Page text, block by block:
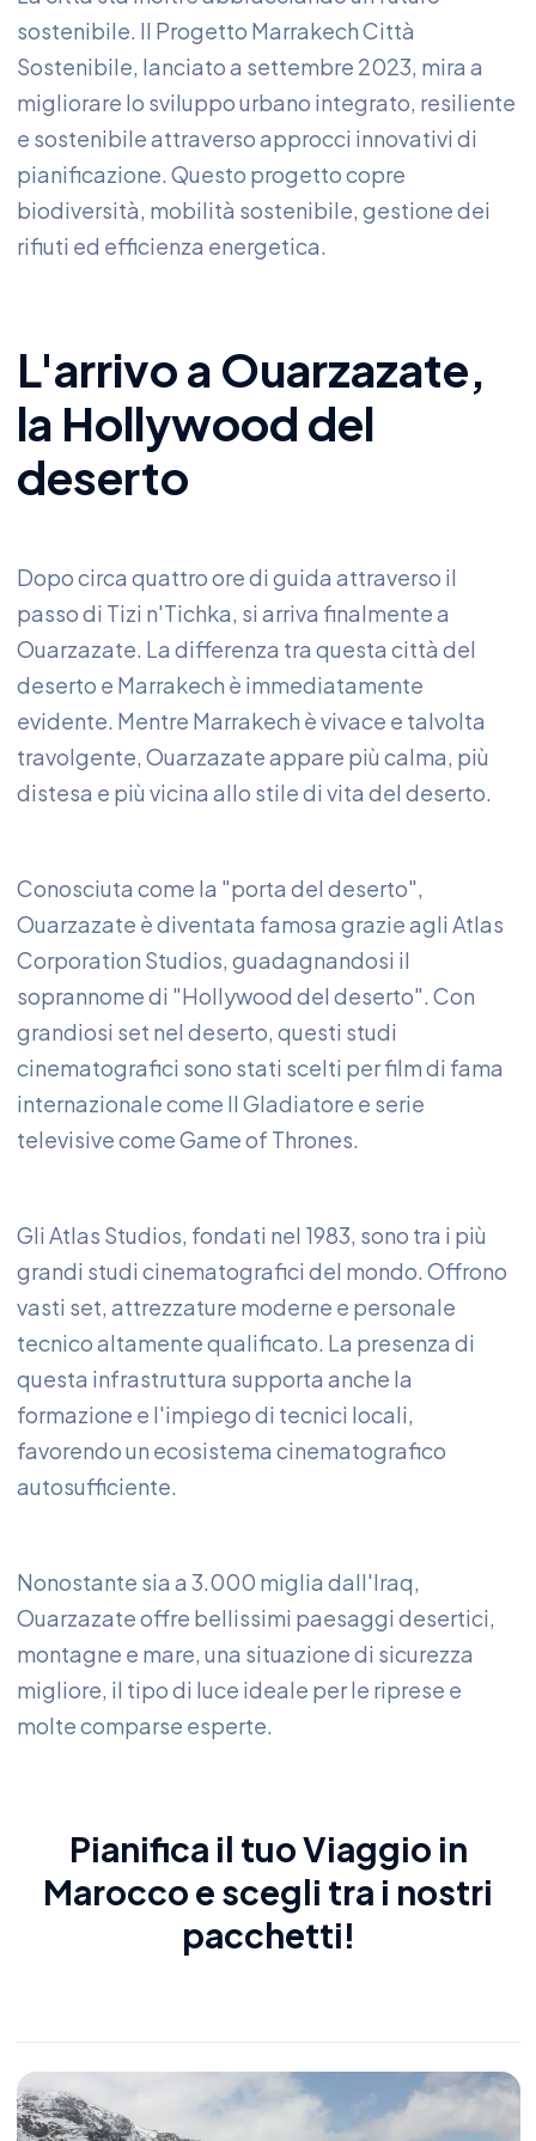
sostenibile. Il Progetto Marrakech Città
Sostenibile, lanciato a settembre 2023, mira a
migliorare lo sviluppo urbano integrato, resiliente
e sostenibile attraverso approcci innovativi di
pianificazione. Questo progetto copre
biodiversità, mobilità sostenibile, gestione dei
rifiuti ed efficienza energetica.
L'arrivo a Ouarzazate,
la Hollywood del
deserto
Dopo circa quattro ore di guida attraverso il
passo di Tizi n'Tichka, si arriva finalmente a
Ouarzazate. La differenza tra questa città del
deserto e Marrakech è immediatamente
evidente. Mentre Marrakech è vivace e talvolta
travolgente, Ouarzazate appare più calma, più
distesa e più vicina allo stile di vita del deserto.
Conosciuta come la "porta del deserto",
Ouarzazate è diventata famosa grazie agli Atlas
Corporation Studios, guadagnandosi il
soprannome di "Hollywood del deserto". Con
grandiosi set nel deserto, questi studi
cinematografici sono stati scelti per film di fama
internazionale come Il Gladiatore e serie
televisive come Game of Thrones.
Gli Atlas Studios, fondati nel 1983, sono tra i più
grandi studi cinematografici del mondo. Offrono
vasti set, attrezzature moderne e personale
tecnico altamente qualificato. La presenza di
questa infrastruttura supporta anche la
formazione e l'impiego di tecnici locali,
favorendo un ecosistema cinematografico
autosufficiente.
Nonostante sia a 3.000 miglia dall'Iraq,
Ouarzazate offre bellissimi paesaggi desertici,
montagne e mare, una situazione di sicurezza
migliore, il tipo di luce ideale per le riprese e
molte comparse esperte.
Pianifica il tuoViaggio in
Marocco e scegli tra i nostri
pacchetti!